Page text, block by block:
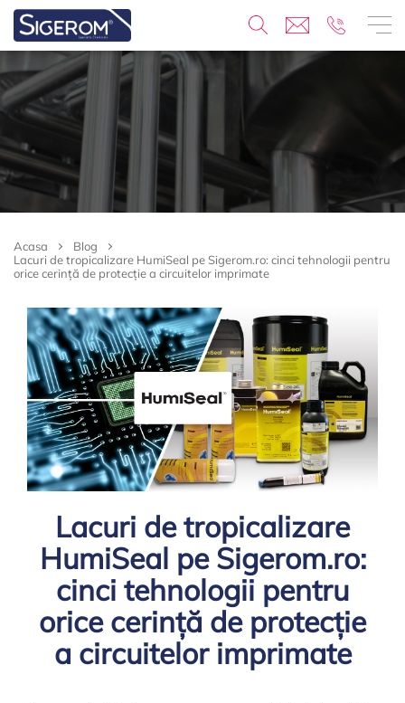
Acasa
Blog
Lacuri de tropicalizare HumiSeal pe Sigerom.ro: cinci tehnologii pentru
orice cerință de protecție a circuitelor imprimate
Lacuri de tropicalizare
HumiSeal pe Sigerom.ro:
cinci tehnologii pentru
orice cerință de protecție
a circuitelor imprimate